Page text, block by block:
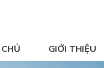
GIỚI THIỆU